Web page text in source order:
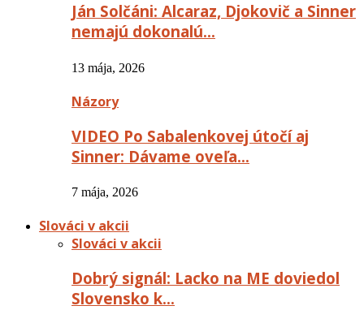
Ján Solčáni: Alcaraz, Djokovič a Sinner
nemajú dokonalú…
13 mája, 2026
Názory
VIDEO Po Sabalenkovej útočí aj
Sinner: Dávame oveľa…
7 mája, 2026
Slováci v akcii
Slováci v akcii
Dobrý signál: Lacko na ME doviedol
Slovensko k…